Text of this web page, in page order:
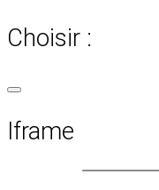
Choisir :
Iframe